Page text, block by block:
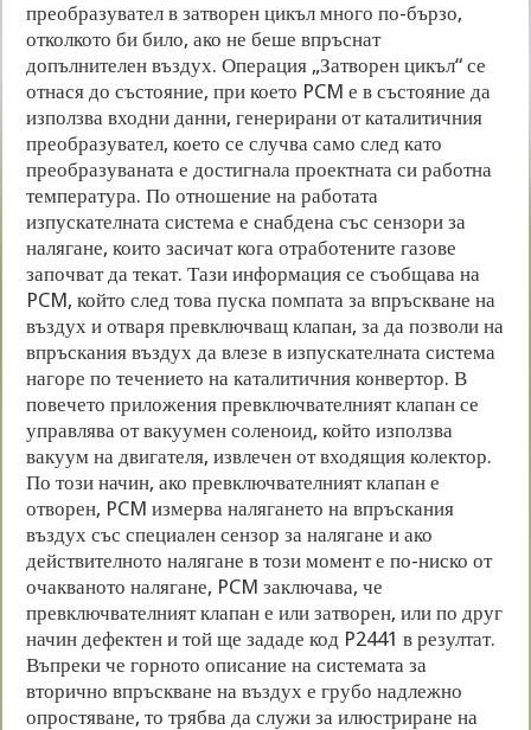
преобразувател в затворен цикъл много по-бързо,
отколкото би било, ако не беше впръснат
допълнителен въздух. Операция „Затворен цикъл“ се
отнася до състояние, при което PCM е в състояние да
използва входни данни, генерирани от каталитичния
преобразувател, което се случва само след като
преобразуваната е достигнала проектната си работна
температура. По отношение на работата
изпускателната система е снабдена със сензори за
налягане, които засичат кога отработените газове
започват да текат. Тази информация се съобщава на
PCM, който след това пуска помпата за впръскване на
въздух и отваря превключващ клапан, за да позволи на
впръскания въздух да влезе в изпускателната система
нагоре по течението на каталитичния конвертор. В
повечето приложения превключвателният клапан се
управлява от вакуумен соленоид, който използва
вакуум на двигателя, извлечен от входящия колектор.
По този начин, ако превключвателният клапан е
отворен, PCM измерва налягането на впръскания
въздух със специален сензор за налягане и ако
действителното налягане в този момент е по-ниско от
очакваното налягане, PCM заключава, че
превключвателният клапан е или затворен, или по друг
начин дефектен и той ще зададе код P2441 в резултат.
Въпреки че горното описание на системата за
вторично впръскване на въздух е грубо надлежно
опростяване, то трябва да служи за илюстриране на